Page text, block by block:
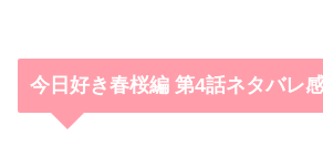
今日好き春桜編 第4話ネタバレ感